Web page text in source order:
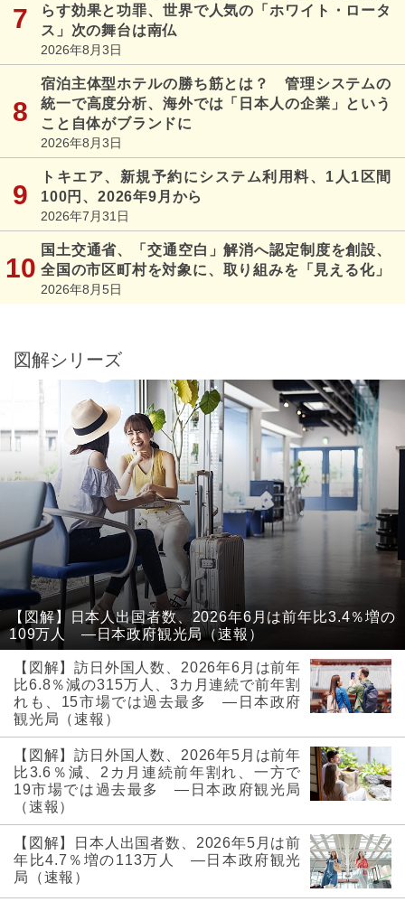
らす効果と功罪、世界で人気の「ホワイト・ロータ
ス」次の舞台は南仏
2026年8月3日
宿泊主体型ホテルの勝ち筋とは？ 管理システムの
統一で高度分析、海外では「日本人の企業」という
こと自体がブランドに
2026年8月3日
トキエア、新規予約にシステム利用料、1人1区間
100円、2026年9月から
2026年7月31日
国土交通省、「交通空白」解消へ認定制度を創設、
全国の市区町村を対象に、取り組みを「見える化」
2026年8月5日
図解シリーズ
【図解】日本人出国者数、2026年6月は前年比3.4％増の
109万人 ―日本政府観光局（速報）
【図解】訪日外国人数、2026年6月は前年
比6.8％減の315万人、3カ月連続で前年割
れも、15市場では過去最多 ―日本政府
観光局（速報）
【図解】訪日外国人数、2026年5月は前年
比3.6％減、2カ月連続前年割れ、一方で
19市場では過去最多 ―日本政府観光局
（速報）
【図解】日本人出国者数、2026年5月は前
年比4.7％増の113万人 ―日本政府観光
局（速報）